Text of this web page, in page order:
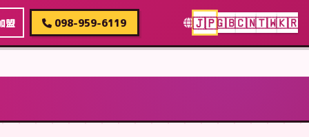
盟 098-959-6119 🇯🇵🇬🇧🇨🇳🇹🇼🇰🇷